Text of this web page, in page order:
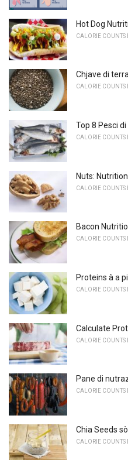
Hot Dog
CALORIE COUNTS
Chjave di
CALORIE COUNTS
Top 8 Pesci
CALORIE COUNTS
Nuts:
CALORIE COUNTS
Bacon
CALORIE COUNTS
Proteins à a
CALORIE COUNTS
Calculate
CALORIE COUNTS
Pane di
CALORIE COUNTS
Chia Seeds
CALORIE COUNTS